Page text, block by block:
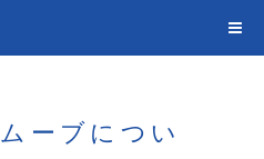
ーブについ